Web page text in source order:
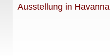
Ausstellung in Havanna